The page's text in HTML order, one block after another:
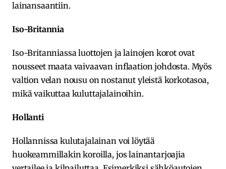
lainansaantiin.
Iso-Britannia
Iso-Britanniassa luottojen ja lainojen korot ovat
nousseet maata vaivaavan inflaation johdosta. Myös
valtion velan nousu on nostanut yleistä korkotasoa,
mikä vaikuttaa kuluttajalainoihin.
Hollanti
Hollannissa kulutajalainan voi löytää
huokeammillakin koroilla, jos lainantarjoajia